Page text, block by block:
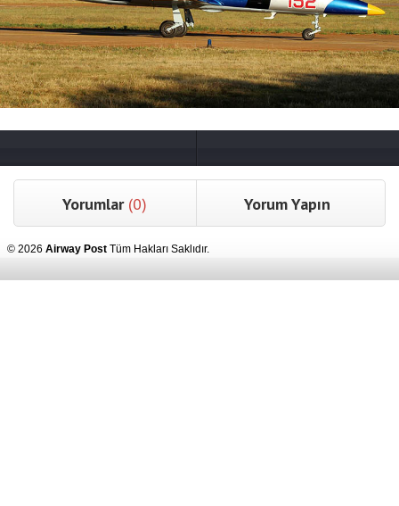
Yorumlar (0) Yorum Yapın
© 2026 Airway Post Tüm Hakları Saklıdır.